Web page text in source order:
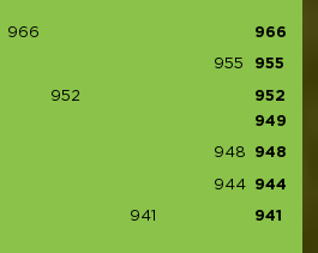
966 966
955 955
952
952
949
948 948
944 944
941 941